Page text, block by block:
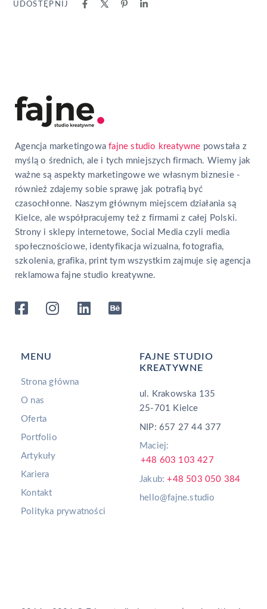
UDOSTĘPNIJ
Agencja marketingowafajne studio kreatywne powstała z
myślą o średnich, ale i tych mniejszych firmach. Wiemy jak
ważne są aspekty marketingowe we własnym biznesie -
również zdajemy sobie sprawę jak potrafią być
czasochłonne. Naszym głównym miejscem działania są
Kielce, ale współpracujemy też z firmami z całej Polski.
Strony i sklepy internetowe, Social Media czyli media
społecznościowe, identyfikacja wizualna, fotografia,
szkolenia, grafika, print tym wszystkim zajmuje się agencja
reklamowa fajne studio kreatywne.
MENU
Strona główna
O nas
Oferta
Portfolio
Artykuły
Kariera
Kontakt
Polityka prywatności
FAJNE STUDIO
KREATYWNE
ul. Krakowska 135
25-701 Kielce
NIP: 657 27 44 377
Maciej:
+48 603 103 427
Jakub:+48 503 050 384
hello@fajne.studio